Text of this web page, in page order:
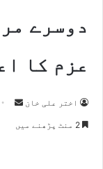
دوسرے
عزم کا
اختر علی خان
Send